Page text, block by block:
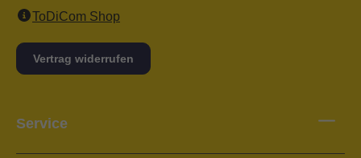
ToDiCom Shop
Vertrag widerrufen
Service